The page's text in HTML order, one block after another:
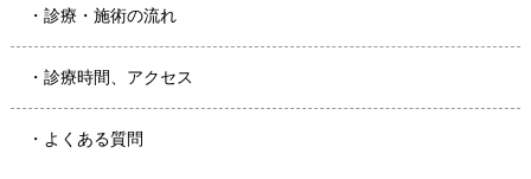
・診療・施術の流れ
・診療時間、アクセス
・よくある質問